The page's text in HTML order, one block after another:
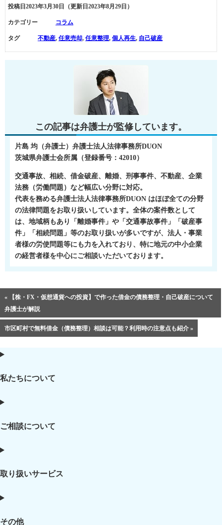
投稿日2023年3月30日 （更新日2023年8月29日）
カテゴリー コラム
タグ 不動産, 任意売却, 任意整理, 個人再生, 自己破産
この記事は弁護士が監修しています。
片島 均（弁護士）弁護士法人法律事務所DUON
茨城県弁護士会所属（登録番号：42010）
交通事故、相続、借金破産、離婚、刑事事件、不動産、企業
法務（労働問題）など幅広い分野に対応。
代表を務める弁護士法人法律事務所DUON はほぼ全ての分野
の法律問題をお取り扱いしています。全体の案件数として
は、地域柄もあり「離婚事件」や「交通事故事件」「破産事
件」「相続問題」等のお取り扱いが多いですが、法人・事業
者様の労使問題等にも力を入れており、特に地元の中小企業
の経営者様を中心にご相談いただいております。
« 【株・FX・仮想通貨への投資】で作った借金の債務整理・自己破産について
弁護士が解説
市区町村で無料借金（債務整理）相談は可能？利用時の注意点も紹介 »
私たちについて
ご相談について
取り扱いサービス
その他